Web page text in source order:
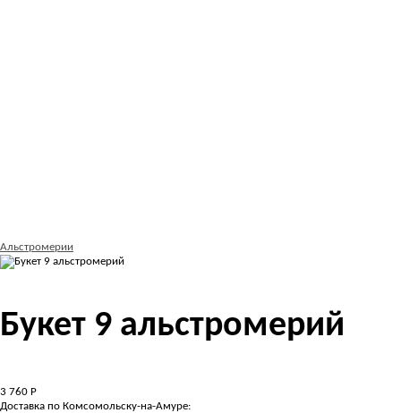
Альстромерии
Букет 9 альстромерий
3 760 Р
Доставка по Комсомольску-на-Амуре: